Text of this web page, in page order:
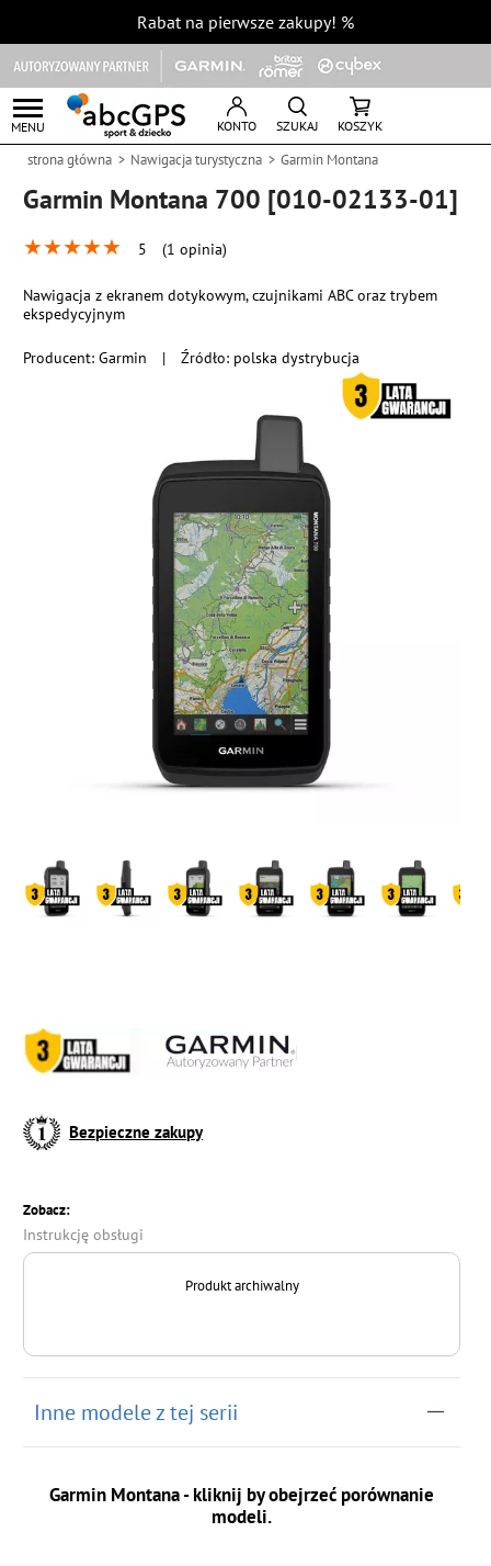
Rabat na pierwsze zakupy! %
MENU KONTO SZUKAJ KOSZYK
strona główna Nawigacja turystyczna Garmin Montana
Garmin Montana 700 [010-02133-01]
★★★★★ 5 (1 opinia)
Producent:Garmin | Źródło: polska dystrybucja
Nawigacja z ekranem dotykowym, czujnikami ABC oraz trybem
ekspedycyjnym
Bezpieczne zakupy
Zobacz:
Instrukcję obsługi
Produkt archiwalny
Inne modele z tej serii
Garmin Montana - kliknij by obejrzeć porównanie
modeli.